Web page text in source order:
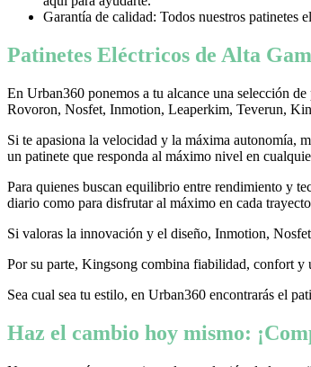
Garantía de calidad: Todos nuestros patinetes
Patinetes Eléctricos de Alta
En Urban360 ponemos a tu alcance una selección
Rovoron, Nosfet, Inmotion, Leaperkim, Teverun,
Si te apasiona la velocidad y la máxima autonomía,
un patinete que responda al máximo nivel en
Para quienes buscan equilibrio entre rendimiento y
diario como para disfrutar al máximo en cada
Si valoras la innovación y el diseño, Inmotion,
Por su parte, Kingsong combina fiabilidad, confort y
Sea cual sea tu estilo, en Urban360 encontrarás el
Haz el cambio hoy mismo: